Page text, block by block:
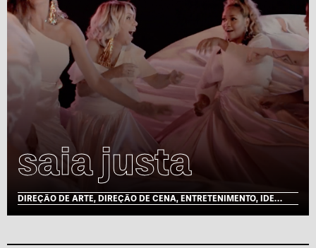
saia justa
DIREÇÃO DE ARTE, DIREÇÃO DE CENA, ENTRETENIMENTO, IDENTIDADE VISUAL, MOTION, TV